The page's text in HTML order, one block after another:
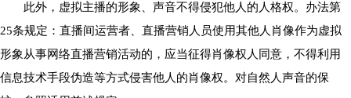
此外，虚拟主播的形象、声音不得侵犯他人的人格权。办法第
25条规定：直播间运营者、直播营销人员使用其他人肖像作为虚拟
形象从事网络直播营销活动的，应当征得肖像权人同意，不得利用
信息技术手段伪造等方式侵害他人的肖像权。对自然人声音的保